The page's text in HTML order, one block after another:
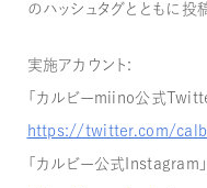
のハッシュタグとともに投
実施アカウント：
「カルビーmiino公式
https://twitter.com/
「カルビー公式Instagram